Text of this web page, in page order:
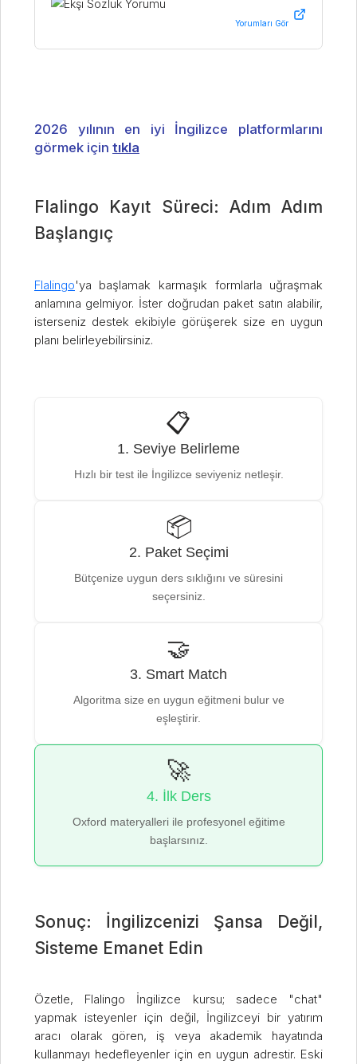
dersi veriyorlar. bence en az 4-5 bin lira verip bir
ingilizce platformuna abone olmadan önce bu para
ödenebilir. sonuçta sistemi, hocaları vs görüyorsunuz.
2026 yılının en iyi İngilizce platformlarını
görmek için tıkla
Flalingo Kayıt Süreci: Adım Adım
Başlangıç
Flalingo'ya başlamak karmaşık formlarla uğraşmak
anlamına gelmiyor. İster doğrudan paket satın alabilir,
isterseniz destek ekibiyle görüşerek size en uygun
planı belirleyebilirsiniz.
📋
1. Seviye Belirleme
Hızlı bir test ile İngilizce seviyeniz netleşir.
📦
2. Paket Seçimi
Bütçenize uygun ders sıklığını ve süresini
seçersiniz.
🤝
3. Smart Match
Algoritma size en uygun eğitmeni bulur ve
eşleştirir.
🚀
4. İlk Ders
Oxford materyalleri ile profesyonel eğitime
başlarsınız.
Sonuç: İngilizcenizi Şansa Değil,
Sisteme Emanet Edin
Özetle, Flalingo İngilizce kursu; sadece "chat"
yapmak isteyenler için değil, İngilizceyi bir yatırım
aracı olarak gören, iş veya akademik hayatında
kullanmayı hedefleyenler için en uygun adrestir. Eski